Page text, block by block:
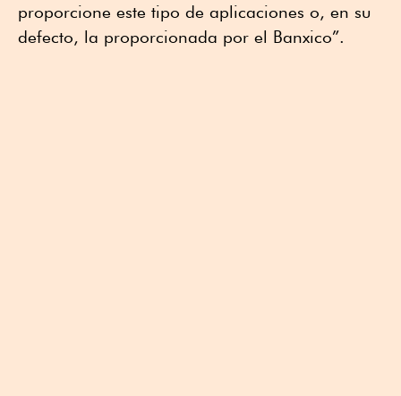
proporcione este tipo de aplicaciones o, en su
defecto, la proporcionada por el Banxico”.